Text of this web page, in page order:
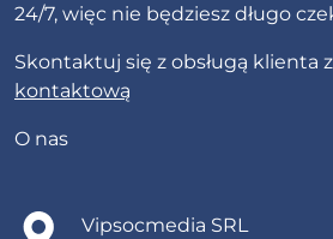
24/7, więc nie będziesz długo
Skontaktuj się z obsługą klienta
kontaktową
O nas
Vipsocmedia SRL